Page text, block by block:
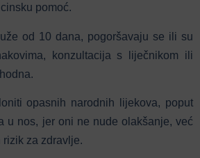
pomoć.
od 10 dana, pogoršavaju se ili su
konzultacija s liječnikom ili
opasnih narodnih lijekova, poput
u nos, jer oni ne nude olakšanje, već
za zdravlje.